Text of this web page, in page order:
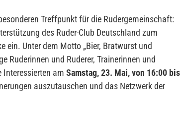
Treffpunkt für die Rudergemeinschaft:
des Ruder-Club Deutschland zum
ein. Unter dem Motto „Bier, Bratwurst und
Ruderinnen und Ruderer, Trainerinnen und
Interessierten am Samstag, 23. Mai, von 16:00 bis
auszutauschen und das Netzwerk der